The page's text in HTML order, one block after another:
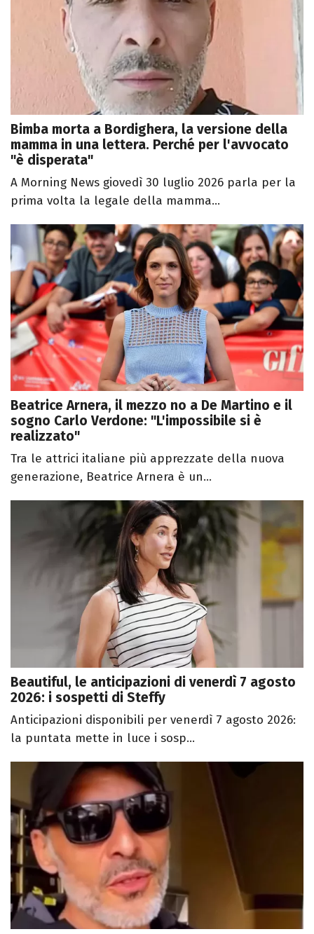
Bimba morta a Bordighera, la versione della
mamma in una lettera. Perché per l'avvocato
"è disperata"
A Morning News giovedì 30 luglio 2026 parla per la
prima volta la legale della mamma...
Beatrice Arnera, il mezzo no a De Martino e il
sogno Carlo Verdone: "L'impossibile si è
realizzato"
Tra le attrici italiane più apprezzate della nuova
generazione, Beatrice Arnera è un...
Beautiful, le anticipazioni di venerdì 7 agosto
2026: i sospetti di Steffy
Anticipazioni disponibili per venerdì 7 agosto 2026:
la puntata mette in luce i sosp...